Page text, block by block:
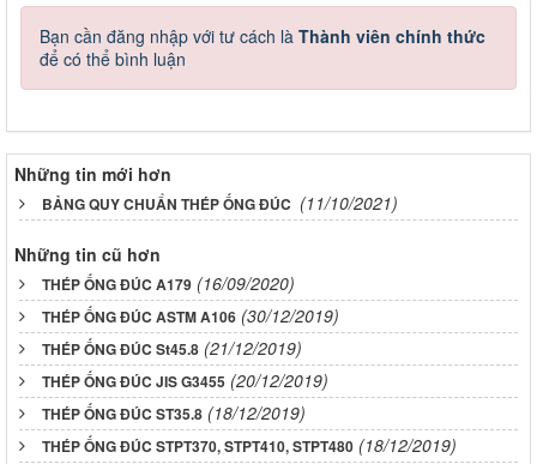
Bạn cần đăng nhập với tư cách là Thành viên chính thức
để có thể bình luận
Những tin mới hơn
BẢNG QUY CHUẨN THÉP ỐNG ĐÚC (11/10/2021)
Những tin cũ hơn
THÉP ỐNG ĐÚC A179 (16/09/2020)
THÉP ỐNG ĐÚC ASTM A106 (30/12/2019)
THÉP ỐNG ĐÚC St45.8 (21/12/2019)
THÉP ỐNG ĐÚC JIS G3455 (20/12/2019)
THÉP ỐNG ĐÚC ST35.8 (18/12/2019)
THÉP ỐNG ĐÚC STPT370, STPT410, STPT480 (18/12/2019)